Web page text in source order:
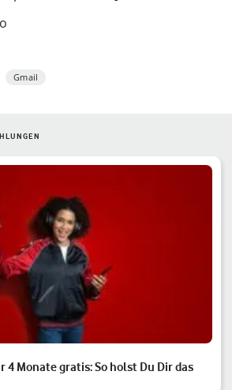
Gmail
4 Monate gratis: So holst Du Dir das